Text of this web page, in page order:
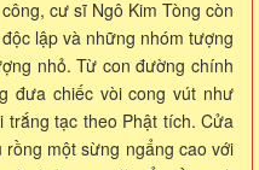
cư sĩ Ngô Kim Tòng còn
lập và những nhóm tượng
nhỏ. Từ con đường chính
đưa chiếc vòi cong vút như
trắng tạc theo Phật tích. Cửa
một sừng ngẩng cao với